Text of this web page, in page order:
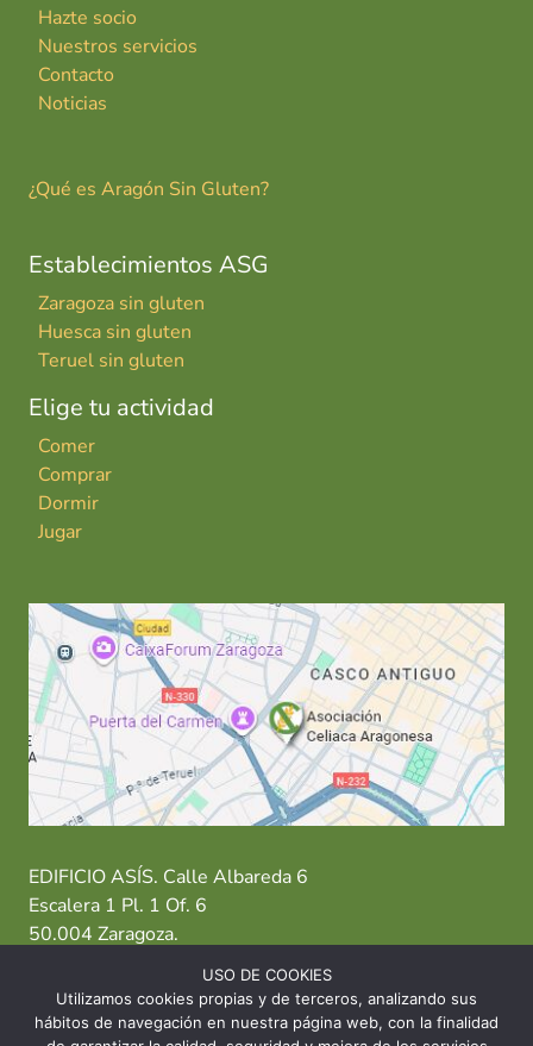
Hazte socio
Nuestros servicios
Contacto
Noticias
¿Qué es Aragón Sin Gluten?
Establecimientos ASG
Zaragoza sin gluten
Huesca sin gluten
Teruel sin gluten
Elige tu actividad
Comer
Comprar
Dormir
Jugar
EDIFICIO ASÍS. Calle Albareda 6
Escalera 1 Pl. 1 Of. 6
50.004 Zaragoza.
T: 976 484 949 M: 635 638 563
Sede Zaragoza·Sede Huesca· Sede Teruel
USO DE COOKIES
Utilizamos cookies propias y de terceros, analizando sus
hábitos de navegación en nuestra página web, con la finalidad